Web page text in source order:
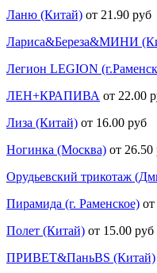
Ланю (Китай) от 21.90 руб
Лариса&Береза&МИНИ
Легион LEGION
ЛЕН+КРАПИВА от 22.00
Лиза (Китай) от 16.00 руб
Ногинка (Москва) от 26.50
Орудьевский трикотаж
Пирамида (г. Раменское)
Полет (Китай) от 15.00 руб
ПРИВЕТ&ПаньBS (Китай)